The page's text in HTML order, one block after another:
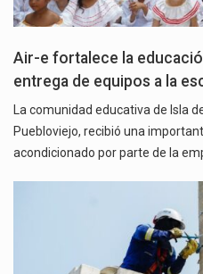
Air-e fortalece la
entrega de equipos a la
La comunidad educativa de Isla
Puebloviejo, recibió una
acondicionado por parte de la